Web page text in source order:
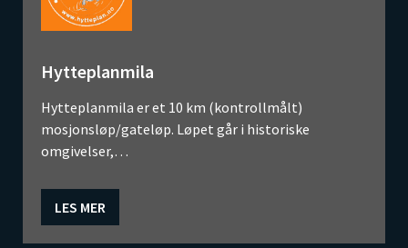
Hytteplanmila
Hytteplanmila er et 10 km (kontrollmålt)
mosjonsløp/gateløp. Løpet går i historiske
omgivelser,…
LES MER